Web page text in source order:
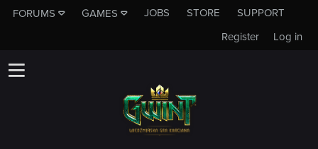
FORUMS GAMES JOBS STORE
SUPPORT
Log in
Register